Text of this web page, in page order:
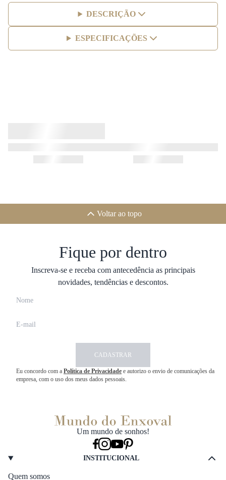
DESCRIÇÃO
ESPECIFICAÇÕES
Voltar ao topo
Fique por dentro
Inscreva-se e receba com antecedência as principais
novidades, tendências e descontos.
CADASTRAR
Eu concordo com a Política de Privacidade e autorizo o envio de comunicações da
empresa, com o uso dos meus dados pessoais.
Um mundo de sonhos!
INSTITUCIONAL
Quem somos